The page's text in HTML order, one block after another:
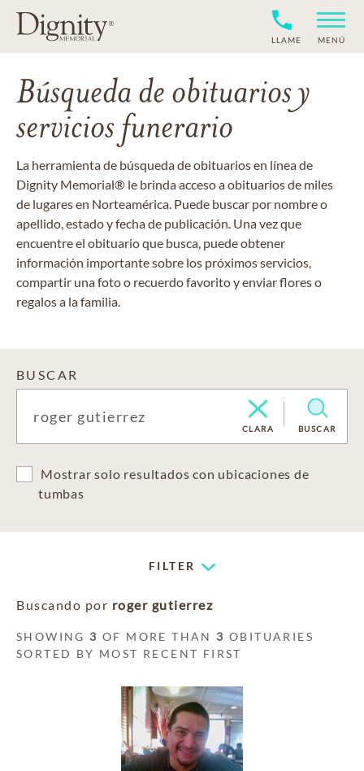
LLAME MENÚ
Búsqueda de obituarios y
servicios funerario
La herramienta de búsqueda de obituarios en línea de
Dignity Memorial® le brinda acceso a obituarios de miles
de lugares en Norteamérica. Puede buscar por nombre o
apellido, estado y fecha de publicación. Una vez que
encuentre el obituario que busca, puede obtener
información importante sobre los próximos servicios,
compartir una foto o recuerdo favorito y enviar flores o
regalos a la familia.
BUSCAR
CLARA BUSCAR
Mostrar solo resultados con ubicaciones de
tumbas
FILTER
Buscando por roger gutierrez
SHOWING 3 OF MORE THAN 3 OBITUARIES
SORTED BY MOST RECENT FIRST